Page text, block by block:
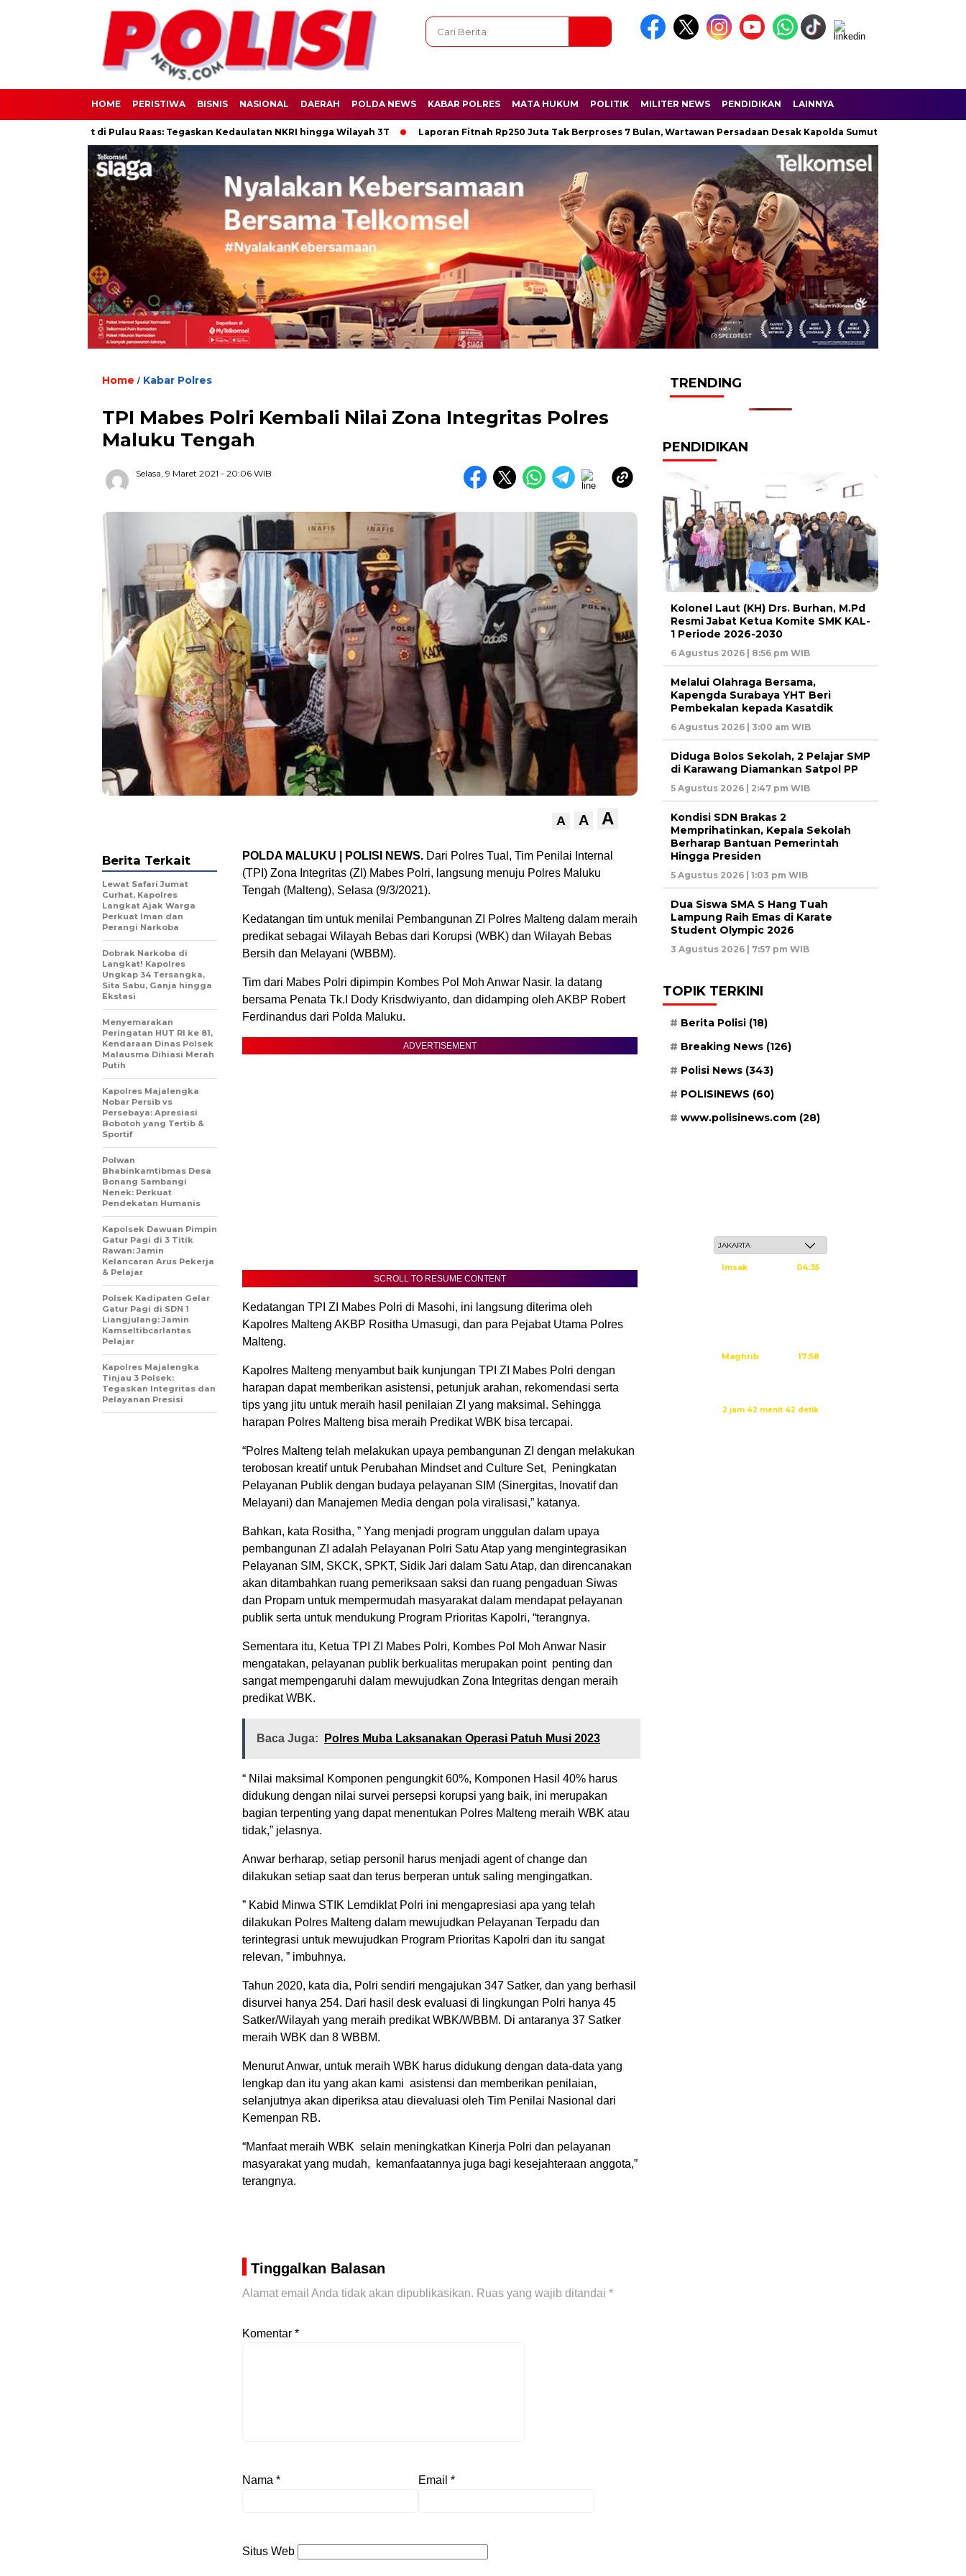
HOME PERISTIWA BISNIS NASIONAL DAERAH POLDA NEWS KABAR POLRES MATA HUKUM POLITIK MILITER NEWS PENDIDIKAN LAINNYA
di Pulau Raas: Tegaskan Kedaulatan NKRI hingga Wilayah 3T Laporan Fitnah Rp250 Juta Tak Berproses 7 Bulan, Wartawan Persadaan Desak Kapolda Sumut Turun Tangan
Home / Kabar Polres
TPI Mabes Polri Kembali Nilai Zona Integritas Polres
Maluku Tengah
Selasa, 9 Maret 2021 - 20:06 WIB
A A A
POLDA MALUKU | POLISI NEWS. Dari Polres Tual, Tim Penilai Internal
(TPI) Zona Integritas (ZI) Mabes Polri, langsung menuju Polres Maluku
Tengah (Malteng), Selasa (9/3/2021).
Kedatangan tim untuk menilai Pembangunan ZI Polres Malteng dalam meraih
predikat sebagai Wilayah Bebas dari Korupsi (WBK) dan Wilayah Bebas
Bersih dan Melayani (WBBM).
Tim dari Mabes Polri dipimpin Kombes Pol Moh Anwar Nasir. Ia datang
bersama Penata Tk.I Dody Krisdwiyanto, dan didamping oleh AKBP Robert
Ferdinandus dari Polda Maluku.
ADVERTISEMENT
SCROLL TO RESUME CONTENT
Kedatangan TPI ZI Mabes Polri di Masohi, ini langsung diterima oleh
Kapolres Malteng AKBP Rositha Umasugi, dan para Pejabat Utama Polres
Malteng.
Kapolres Malteng menyambut baik kunjungan TPI ZI Mabes Polri dengan
harapan dapat memberikan asistensi, petunjuk arahan, rekomendasi serta
tips yang jitu untuk meraih hasil penilaian ZI yang maksimal. Sehingga
harapan Polres Malteng bisa meraih Predikat WBK bisa tercapai.
“Polres Malteng telah melakukan upaya pembangunan ZI dengan melakukan
terobosan kreatif untuk Perubahan Mindset and Culture Set, Peningkatan
Pelayanan Publik dengan budaya pelayanan SIM (Sinergitas, Inovatif dan
Melayani) dan Manajemen Media dengan pola viralisasi,” katanya.
Bahkan, kata Rositha, ” Yang menjadi program unggulan dalam upaya
pembangunan ZI adalah Pelayanan Polri Satu Atap yang mengintegrasikan
Pelayanan SIM, SKCK, SPKT, Sidik Jari dalam Satu Atap, dan direncanakan
akan ditambahkan ruang pemeriksaan saksi dan ruang pengaduan Siwas
dan Propam untuk mempermudah masyarakat dalam mendapat pelayanan
publik serta untuk mendukung Program Prioritas Kapolri, “terangnya.
Sementara itu, Ketua TPI ZI Mabes Polri, Kombes Pol Moh Anwar Nasir
mengatakan, pelayanan publik berkualitas merupakan point penting dan
sangat mempengaruhi dalam mewujudkan Zona Integritas dengan meraih
predikat WBK.
Baca Juga: Polres Muba Laksanakan Operasi Patuh Musi 2023
“ Nilai maksimal Komponen pengungkit 60%, Komponen Hasil 40% harus
didukung dengan nilai survei persepsi korupsi yang baik, ini merupakan
bagian terpenting yang dapat menentukan Polres Malteng meraih WBK atau
tidak,” jelasnya.
Anwar berharap, setiap personil harus menjadi agent of change dan
dilakukan setiap saat dan terus berperan untuk saling mengingatkan.
” Kabid Minwa STIK Lemdiklat Polri ini mengapresiasi apa yang telah
dilakukan Polres Malteng dalam mewujudkan Pelayanan Terpadu dan
terintegrasi untuk mewujudkan Program Prioritas Kapolri dan itu sangat
relevan, ” imbuhnya.
Tahun 2020, kata dia, Polri sendiri mengajukan 347 Satker, dan yang berhasil
disurvei hanya 254. Dari hasil desk evaluasi di lingkungan Polri hanya 45
Satker/Wilayah yang meraih predikat WBK/WBBM. Di antaranya 37 Satker
meraih WBK dan 8 WBBM.
Menurut Anwar, untuk meraih WBK harus didukung dengan data-data yang
lengkap dan itu yang akan kami asistensi dan memberikan penilaian,
selanjutnya akan diperiksa atau dievaluasi oleh Tim Penilai Nasional dari
Kemenpan RB.
“Manfaat meraih WBK selain meningkatkan Kinerja Polri dan pelayanan
masyarakat yang mudah, kemanfaatannya juga bagi kesejahteraan anggota,”
terangnya.
Tinggalkan Balasan
Alamat email Anda tidak akan dipublikasikan. Ruas yang wajib ditandai *
Komentar *
Nama * Email *
Situs Web
Berita Terkait
Lewat Safari Jumat
Curhat, Kapolres
Langkat Ajak Warga
Perkuat Iman dan
Perangi Narkoba
Dobrak Narkoba di
Langkat! Kapolres
Ungkap 34 Tersangka,
Sita Sabu, Ganja hingga
Ekstasi
Menyemarakan
Peringatan HUT RI ke 81,
Kendaraan Dinas Polsek
Malausma Dihiasi Merah
Putih
Kapolres Majalengka
Nobar Persib vs
Persebaya: Apresiasi
Bobotoh yang Tertib &
Sportif
Polwan
Bhabinkamtibmas Desa
Bonang Sambangi
Nenek: Perkuat
Pendekatan Humanis
Kapolsek Dawuan Pimpin
Gatur Pagi di 3 Titik
Rawan: Jamin
Kelancaran Arus Pekerja
& Pelajar
Polsek Kadipaten Gelar
Gatur Pagi di SDN 1
Liangjulang: Jamin
Kamseltibcarlantas
Pelajar
Kapolres Majalengka
Tinjau 3 Polsek:
Tegaskan Integritas dan
Pelayanan Presisi
TRENDING
PENDIDIKAN
Kolonel Laut (KH) Drs. Burhan, M.Pd
Resmi Jabat Ketua Komite SMK KAL-
1 Periode 2026-2030
6 Agustus 2026 | 8:56 pm WIB
Melalui Olahraga Bersama,
Kapengda Surabaya YHT Beri
Pembekalan kepada Kasatdik
6 Agustus 2026 | 3:00 am WIB
Diduga Bolos Sekolah, 2 Pelajar SMP
di Karawang Diamankan Satpol PP
5 Agustus 2026 | 2:47 pm WIB
Kondisi SDN Brakas 2
Memprihatinkan, Kepala Sekolah
Berharap Bantuan Pemerintah
Hingga Presiden
5 Agustus 2026 | 1:03 pm WIB
Dua Siswa SMA S Hang Tuah
Lampung Raih Emas di Karate
Student Olympic 2026
3 Agustus 2026 | 7:57 pm WIB
TOPIK TERKINI
Berita Polisi (18)
Breaking News (126)
Polisi News (343)
POLISINEWS (60)
www.polisinews.com (28)
Imsak 04:35
Maghrib 17:58
2 jam 42 menit 40 detik